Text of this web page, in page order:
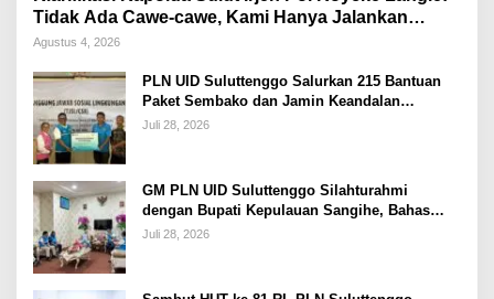
Tidak Ada Cawe-cawe, Kami Hanya Jalankan
Perintah Undang-Undang
Agustus 4, 2026
PLN UID Suluttenggo Salurkan 215 Bantuan
Paket Sembako dan Jamin Keandalan
Kelistrikan Pasca Bencana di Tamako
Juli 28, 2026
GM PLN UID Suluttenggo Silahturahmi
dengan Bupati Kepulauan Sangihe, Bahas
Keandalan Sistem Kelistrikan hingga
Juli 28, 2026